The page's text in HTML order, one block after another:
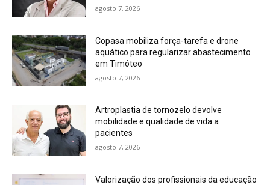
agosto 7, 2026
Copasa mobiliza força-tarefa e drone
aquático para regularizar abastecimento
em Timóteo
agosto 7, 2026
Artroplastia de tornozelo devolve
mobilidade e qualidade de vida a
pacientes
agosto 7, 2026
Valorização dos profissionais da educação